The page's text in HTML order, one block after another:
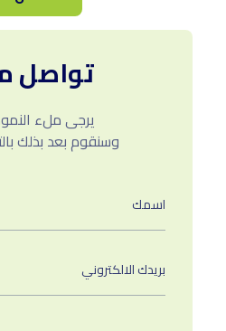
تواصل
يرجى ملء
وسنقوم بعد بذلك